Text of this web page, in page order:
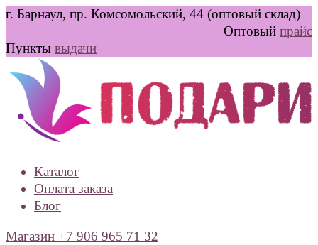
Перейти
содержанию
г. Барнаул, пр. Комсомольский, 44 (оптовый склад)
Оптовый прайс
Пункты выдачи
Каталог
Оплата заказа
Блог
Магазин +7 906 965 71 32